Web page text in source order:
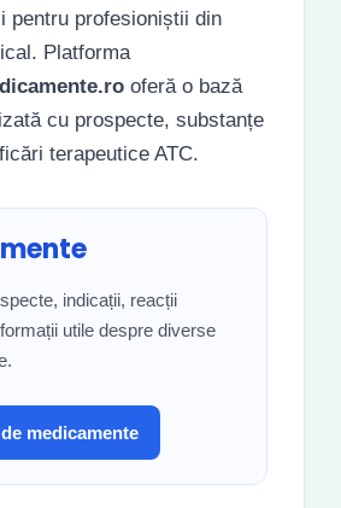
pentru profesioniștii din
Platforma
oferă o bază
cu prospecte, substanțe
terapeutice ATC.
indicații, reacții
utile despre diverse
medicamente